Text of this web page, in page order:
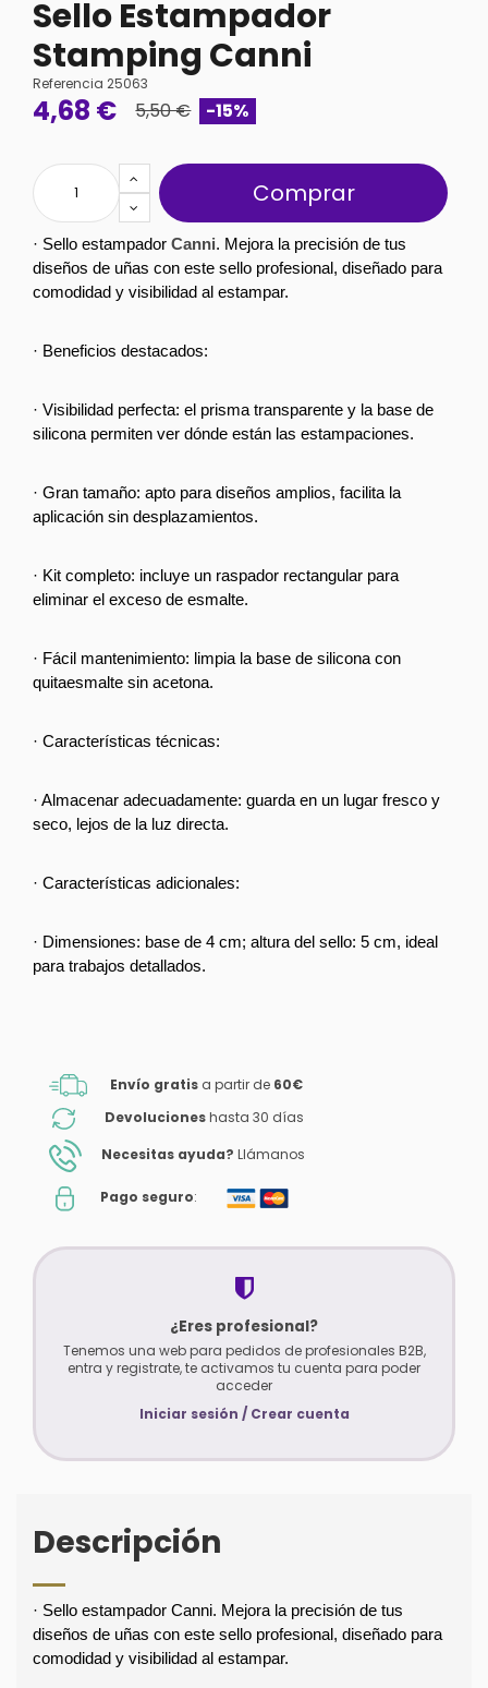
Sello Estampador
Stamping Canni
Referencia 25063
4,68 € 5,50 € -15%
Comprar
· Sello estampador Canni. Mejora la precisión de tus
diseños de uñas con este sello profesional, diseñado para
comodidad y visibilidad al estampar.
· Beneficios destacados:
· Visibilidad perfecta: el prisma transparente y la base de
silicona permiten ver dónde están las estampaciones.
· Gran tamaño: apto para diseños amplios, facilita la
aplicación sin desplazamientos.
· Kit completo: incluye un raspador rectangular para
eliminar el exceso de esmalte.
· Fácil mantenimiento: limpia la base de silicona con
quitaesmalte sin acetona.
· Características técnicas:
· Almacenar adecuadamente: guarda en un lugar fresco y
seco, lejos de la luz directa.
· Características adicionales:
· Dimensiones: base de 4 cm; altura del sello: 5 cm, ideal
para trabajos detallados.
Envío gratis a partir de 60€
Devolucioneshasta 30 días
Necesitas ayuda? Llámanos
Pago seguro:
¿Eres profesional?
Tenemos una web para pedidos de profesionales B2B,
entra y registrate, te activamos tu cuenta para poder
acceder
Iniciar sesión / Crear cuenta
Descripción
· Sello estampador Canni. Mejora la precisión de tus
diseños de uñas con este sello profesional, diseñado para
comodidad y visibilidad al estampar.